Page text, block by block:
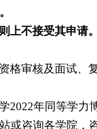
上不接受其申请
格审核及面试、
2022年同等学力
或咨询各学院，